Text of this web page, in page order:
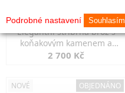
Elegantní stříbrná brož s
koňakovým kamenem a
markazity
2 700 Kč
NOVÉ OBJEDNÁNO
Podrobné nastavení Souhlasím